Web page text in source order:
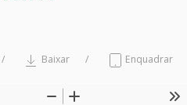
Baixar Enquadrar